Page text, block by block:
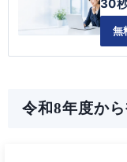
30
無
令和8年度か